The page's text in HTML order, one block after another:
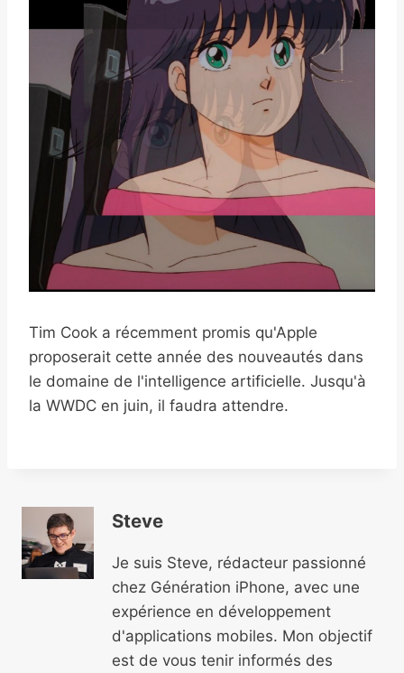
Tim Cook a récemment promis qu'Apple
proposerait cette année des nouveautés dans
le domaine de l'intelligence artificielle. Jusqu'à
la WWDC en juin, il faudra attendre.
Steve
Je suis Steve, rédacteur passionné
chez Génération iPhone, avec une
expérience en développement
d'applications mobiles. Mon objectif
est de vous tenir informés des